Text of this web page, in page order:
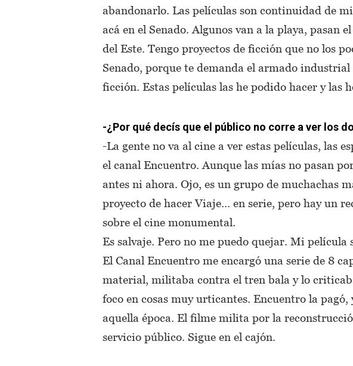
abandonarlo. Las películas son continuidad de
acá en el Senado. Algunos van a la playa, pasan
del Este. Tengo proyectos de ficción que no los
Senado, porque te demanda el armado
ficción. Estas películas las he podido hacer y las
-¿Por qué decís que el público no corre a ver los
-La gente no va al cine a ver estas películas, las
el canal Encuentro. Aunque las mías no pasan
antes ni ahora. Ojo, es un grupo de muchachas
proyecto de hacer Viaje... en serie, pero hay un
sobre el cine monumental.
Es salvaje. Pero no me puedo quejar. Mi película
El Canal Encuentro me encargó una serie de 8
material, militaba contra el tren bala y lo
foco en cosas muy urticantes. Encuentro la pagó,
aquella época. El filme milita por la
servicio público. Sigue en el cajón.